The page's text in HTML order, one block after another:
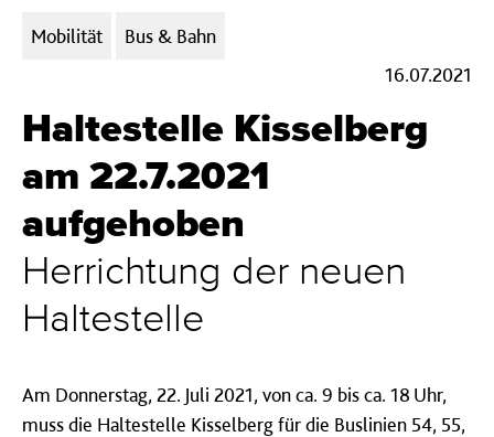
Kategorien:
Mobilität
Bus & Bahn
16.07.2021
Haltestelle Kisselberg
am 22.7.2021
aufgehoben
Herrichtung der neuen
Haltestelle
Am Donnerstag, 22. Juli 2021, von ca. 9 bis ca. 18 Uhr,
muss die Haltestelle Kisselberg für die Buslinien 54, 55,